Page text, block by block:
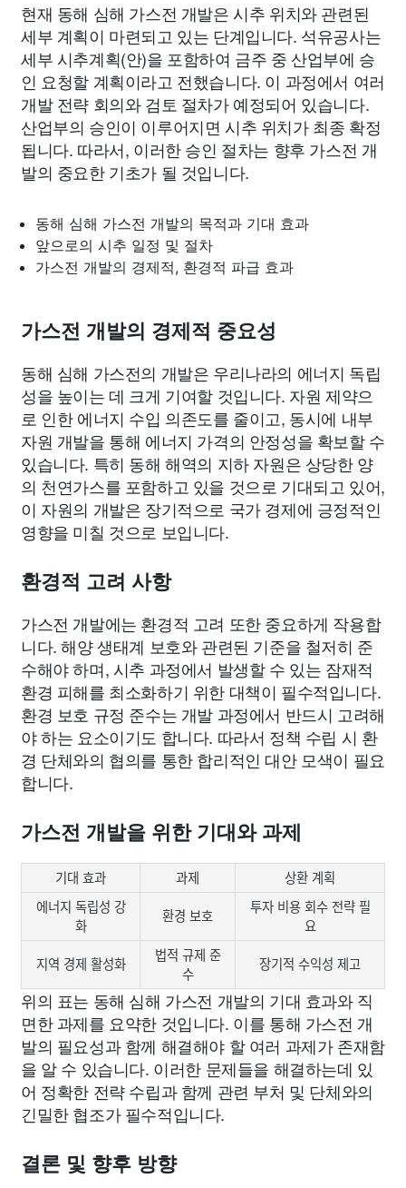
현재 동해 심해 가스전 개발은 시추 위치와 관련된
세부 계획이 마련되고 있는 단계입니다. 석유공사는
세부 시추계획(안)을 포함하여 금주 중 산업부에 승
인 요청할 계획이라고 전했습니다. 이 과정에서 여러
개발 전략 회의와 검토 절차가 예정되어 있습니다.
산업부의 승인이 이루어지면 시추 위치가 최종 확정
됩니다. 따라서, 이러한 승인 절차는 향후 가스전 개
발의 중요한 기초가 될 것입니다.
동해 심해 가스전 개발의 목적과 기대 효과
앞으로의 시추 일정 및 절차
가스전 개발의 경제적, 환경적 파급 효과
가스전 개발의 경제적 중요성
동해 심해 가스전의 개발은 우리나라의 에너지 독립
성을 높이는 데 크게 기여할 것입니다. 자원 제약으
로 인한 에너지 수입 의존도를 줄이고, 동시에 내부
자원 개발을 통해 에너지 가격의 안정성을 확보할 수
있습니다. 특히 동해 해역의 지하 자원은 상당한 양
의 천연가스를 포함하고 있을 것으로 기대되고 있어,
이 자원의 개발은 장기적으로 국가 경제에 긍정적인
영향을 미칠 것으로 보입니다.
환경적 고려 사항
가스전 개발에는 환경적 고려 또한 중요하게 작용합
니다. 해양 생태계 보호와 관련된 기준을 철저히 준
수해야 하며, 시추 과정에서 발생할 수 있는 잠재적
환경 피해를 최소화하기 위한 대책이 필수적입니다.
환경 보호 규정 준수는 개발 과정에서 반드시 고려해
야 하는 요소이기도 합니다. 따라서 정책 수립 시 환
경 단체와의 협의를 통한 합리적인 대안 모색이 필요
합니다.
가스전 개발을 위한 기대와 과제
기대 효과 과제
상환 계획
에너지 독립성 강
화
환경 보호
투자 비용 회수 전략 필
요
지역 경제 활성화
법적 규제 준
수
장기적 수익성 제고
위의 표는 동해 심해 가스전 개발의 기대 효과와 직
면한 과제를 요약한 것입니다. 이를 통해 가스전 개
발의 필요성과 함께 해결해야 할 여러 과제가 존재함
을 알 수 있습니다. 이러한 문제들을 해결하는데 있
어 정확한 전략 수립과 함께 관련 부처 및 단체와의
긴밀한 협조가 필수적입니다.
결론 및 향후 방향